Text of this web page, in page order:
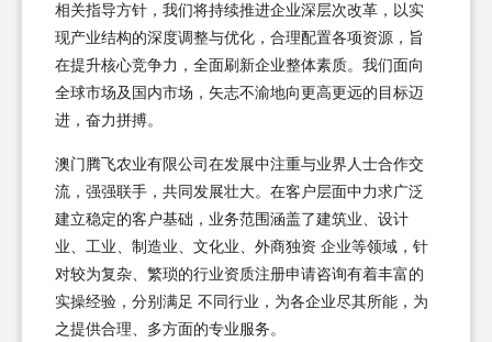
相关指导方针，我们将持续推进企业深层次改革，以实
现产业结构的深度调整与优化，合理配置各项资源，旨
在提升核心竞争力，全面刷新企业整体素质。我们面向
全球市场及国内市场，矢志不渝地向更高更远的目标迈
进，奋力拼搏。
澳门腾飞农业有限公司在发展中注重与业界人士合作交
流，强强联手，共同发展壮大。在客户层面中力求广泛
建立稳定的客户基础，业务范围涵盖了建筑业、设计
业、工业、制造业、文化业、外商独资 企业等领域，针
对较为复杂、繁琐的行业资质注册申请咨询有着丰富的
实操经验，分别满足 不同行业，为各企业尽其所能，为
之提供合理、多方面的专业服务。